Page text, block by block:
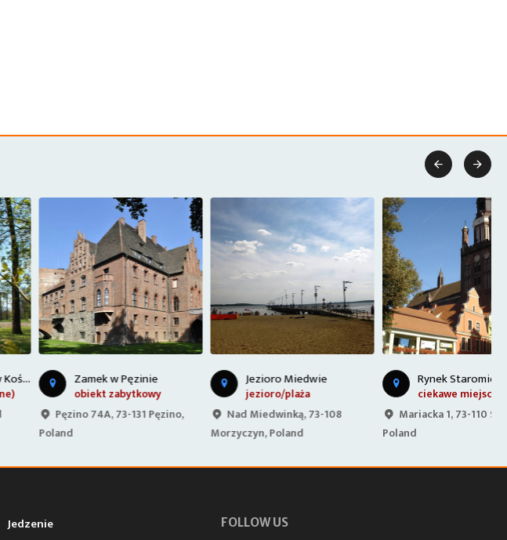
Zamek w Pęzinie
obiekt zabytkowy
Pęzino 74A, 73-131 Pęzino,
Jezioro Miedwie
jezioro/plaża
Nad Miedwinką, 73-108
Morzyczyn, Poland
R
ynek Staromiejski w Stargardzie Szczecińskim
ciekawe miejsce (inne)
Mariacka 1, 73-110 Stargard,
 
Jedzenie
FOLLOW US